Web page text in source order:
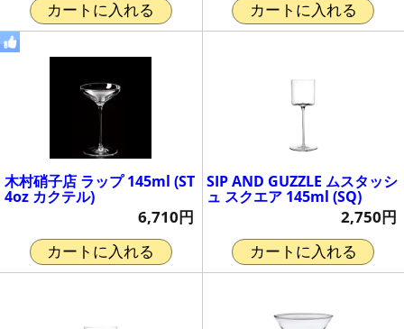
カートに入れる カートに入れる
木村硝子店 ラップ 145ml (ST
4oz カクテル)
6,710円
カートに入れる
SIP AND GUZZLE ムスタッシ
ュ スクエア 145ml (SQ)
2,750円
カートに入れる